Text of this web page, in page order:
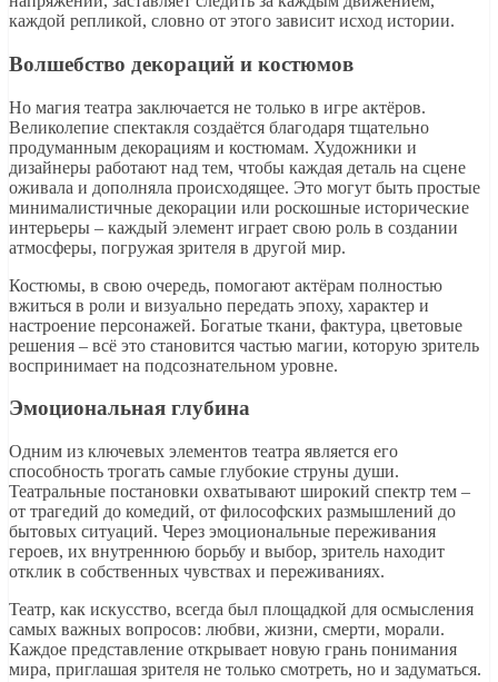
каждой репликой, словно от этого зависит исход истории.
Волшебство декораций и костюмов
Но магия театра заключается не только в игре актёров.
Великолепие спектакля создаётся благодаря тщательно
продуманным декорациям и костюмам. Художники и
дизайнеры работают над тем, чтобы каждая деталь на сцене
оживала и дополняла происходящее. Это могут быть простые
минималистичные декорации или роскошные исторические
интерьеры – каждый элемент играет свою роль в создании
атмосферы, погружая зрителя в другой мир.
Костюмы, в свою очередь, помогают актёрам полностью
вжиться в роли и визуально передать эпоху, характер и
настроение персонажей. Богатые ткани, фактура, цветовые
решения – всё это становится частью магии, которую зритель
воспринимает на подсознательном уровне.
Эмоциональная глубина
Одним из ключевых элементов театра является его
способность трогать самые глубокие струны души.
Театральные постановки охватывают широкий спектр тем –
от трагедий до комедий, от философских размышлений до
бытовых ситуаций. Через эмоциональные переживания
героев, их внутреннюю борьбу и выбор, зритель находит
отклик в собственных чувствах и переживаниях.
Театр, как искусство, всегда был площадкой для осмысления
самых важных вопросов: любви, жизни, смерти, морали.
Каждое представление открывает новую грань понимания
мира, приглашая зрителя не только смотреть, но и задуматься.